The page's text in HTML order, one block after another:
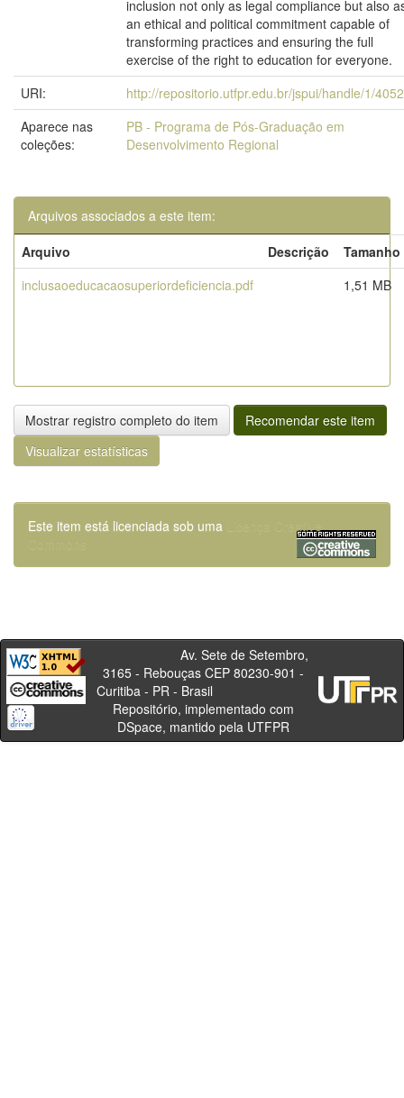
inclusion not only as legal compliance but also
an ethical and political commitment capable of
transforming practices and ensuring the full
exercise of the right to education for everyone.
URI:
http://repositorio.utfpr.edu.br/jspui/handle/1/
Aparece nas
coleções:
PB - Programa de Pós-Graduação em
Desenvolvimento Regional
Arquivos associados a este item:
Arquivo
Descrição
Tamanho
inclusaoeducacaosuperiordeficiencia.pdf
1,51 MB
Mostrar registro completo do item
Recomendar este item
Visualizar estatísticas
Este item está licenciada sob uma
Licença Creative
Commons
Av. Sete de Setembro,
3165 - Rebouças CEP 80230-901 -
Curitiba - PR - Brasil
Repositório, implementado com
DSpace, mantido pela UTFPR